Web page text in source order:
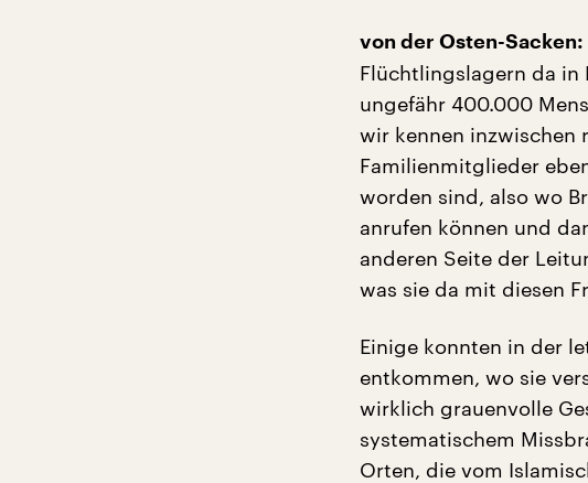
von der Osten-Sacken:
Flüchtlingslagern da in
ungefähr 400.000
wir kennen inzwischen
Familienmitglieder
worden sind, also wo
anrufen können und
anderen Seite der
was sie da mit diesen
Einige konnten in der
entkommen, wo sie
wirklich grauenvolle
systematischem
Orten, die vom